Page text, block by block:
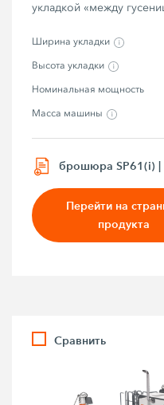
укладкой «между
Ширина укладки
Высота укладки
Номинальная мощность
Macca мaшины
брошюра SP61(i) |
Перейти на
продукта
Сравнить